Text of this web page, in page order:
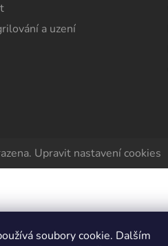
soubory cookie. Dalším
a uzení
Upravit nastavení cookies